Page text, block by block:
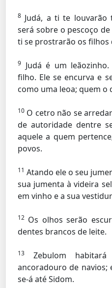
8 Judá, a ti te louvarão
será sobre o pescoço
ti se prostrarão os filhos
9 Judá é um
filho. Ele se encurva e
como uma leoa; quem o
10 O cetro não se
de autoridade dentre
aquele a quem
povos.
11 Atando ele o seu
sua jumenta à videira
em vinho e a sua
12 Os olhos serão
dentes brancos de leite.
13
Zebulom
ancoradouro de
se-á até Sidom.